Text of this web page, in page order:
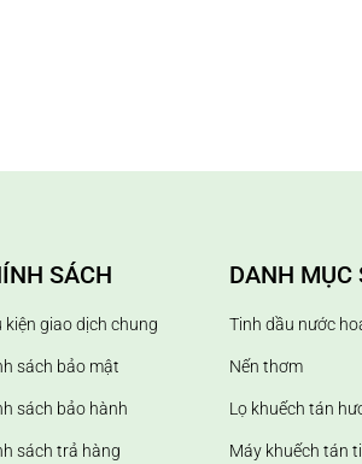
SÁCH
kiện giao dịch chung
sách bảo mật
sách bảo hành
sách trả hàng
DANH MỤC
Tinh dầu nước
Nến thơm
Lọ khuếch tán
Máy khuếch tán